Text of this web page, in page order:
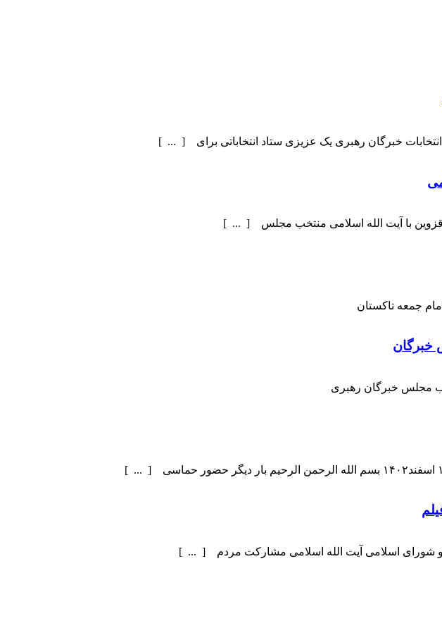
خبرگان رهبری یک عزیزی ستاد انتخاباتی برای [ ... ]
قزوین با آیت الله اسلامی منتخب مجلس [ ... ]
جمعه تاکستان
خبرگان
مجلس خبرگان رهبری
و شورای اسلامی آیت الله اسلامی مشارکت مردم [ ... ]